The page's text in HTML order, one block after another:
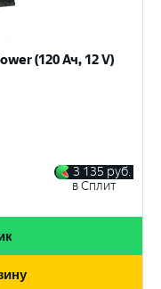
(120 Ач, 12 V)
3 135 руб.
в Сплит